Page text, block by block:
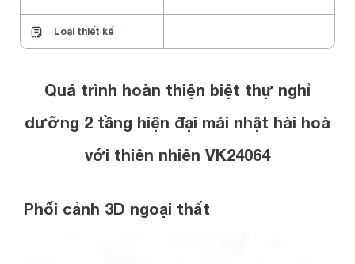
Loại thiết kế
Quá trình hoàn thiện biệt thự nghỉ
dưỡng 2 tầng hiện đại mái nhật hài hoà
với thiên nhiên VK24064
Phối cảnh 3D ngoại thất